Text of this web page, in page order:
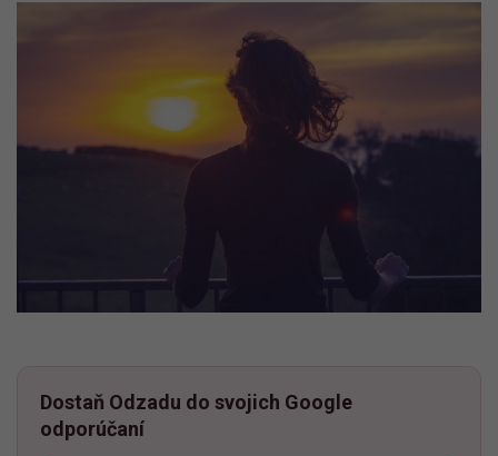
Dostaň Odzadu do svojich Google
odporúčaní